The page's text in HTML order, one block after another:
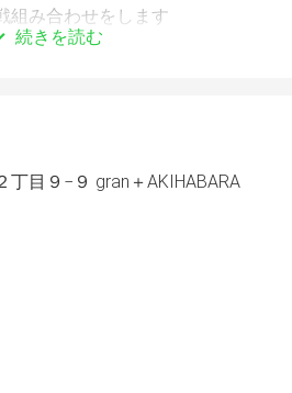
組み合わせをします
続きを読む
目９−９ gran＋AKIHABARA